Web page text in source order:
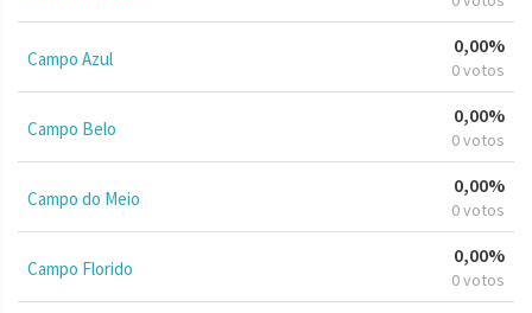
Campo Azul
0,00%
0 votos
Campo Belo
0,00%
0 votos
Campo do Meio
0,00%
0 votos
Campo Florido
0,00%
0 votos